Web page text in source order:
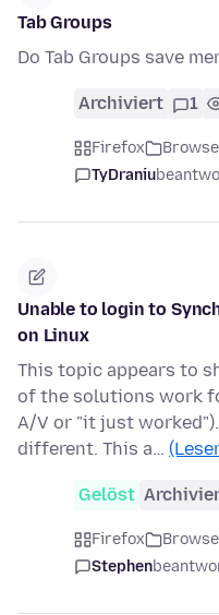
Tab Groups
Do Tab Groups save
Archiviert 1
Firefox Browse
TyDraniu
Unable to login to
on Linux
This topic appears to
of the solutions work
A/V or "it just
different. This a…
Gelöst
Firefox Browse
Stephen